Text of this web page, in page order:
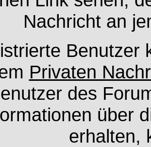
Nachricht an
Benutzer
Privaten
des
über
erhalten,